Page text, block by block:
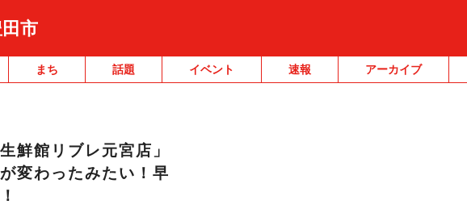
市
まち 話題 イベント 速報 アーカイブ
鮮館リブレ元宮店」
変わったみたい！早